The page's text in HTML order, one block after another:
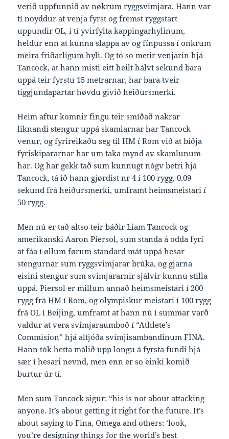
verið uppfunnið av nøkrum ryggsvimjara. Hann var
tí noyddur at venja fyrst og fremst ryggstart
uppundir OL, í tí yvirfylta kappingarhylinum,
heldur enn at kunna slappa av og fínpussa í onkrum
meira friðarligum hyli. Og tó so metir venjarin hjá
Tancock, at hann misti eitt heilt hálvt sekund bara
uppá teir fyrstu 15 metrarnar, har bara tveir
tíggjundapartar høvdu givið heiðursmerki.
Heim aftur komnir fingu teir smíðað nakrar
líknandi stengur uppá skamlarnar har Tancock
venur, og fyrireikaðu seg til HM í Rom við at biðja
fyriskipararnar har um taka mynd av skamlunum
har. Og har gekk tað sum kunnugt nógv betri hjá
Tancock, tá ið hann gjørdist nr 4 í 100 rygg, 0.09
sekund frá heiðursmerki, umframt heimsmeistari í
50 rygg.
Men nú er tað altso teir báðir Liam Tancock og
amerikanski Aaron Piersol, sum standa á odda fyri
at fáa í øllum førum standard mát uppá hesar
stengurnar sum ryggsvimjarar brúka, og gjarna
eisini stengur sum svimjararnir sjálvir kunnu stilla
uppá. Piersol er millum annað heimsmeistari í 200
rygg frá HM í Rom, og olympiskur meistari í 100 rygg
frá OL í Beijing, umframt at hann nú í summar varð
valdur at vera svimjaraumboð í “Athlete’s
Commision” hjá altjóða svimjisambandinum FINA.
Hann tók hetta málið upp longu á fyrsta fundi hjá
sær í hesari nevnd, men enn er so einki komið
burtur úr tí.
Men sum Tancock sigur: “his is not about attacking
anyone. It’s about getting it right for the future. It’s
about saying to Fina, Omega and others: ‘look,
you’re designing things for the world’s best